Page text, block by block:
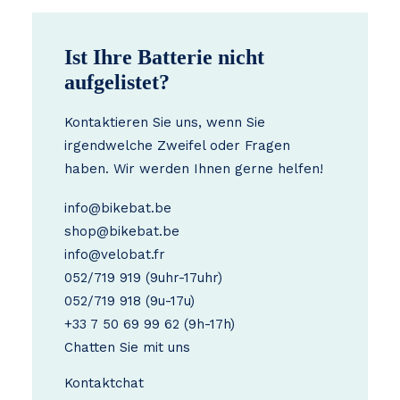
Ist Ihre Batterie nicht
aufgelistet?
Kontaktieren Sie uns, wenn Sie
irgendwelche Zweifel oder Fragen
haben. Wir werden Ihnen gerne helfen!
info@bikebat.be
shop@bikebat.be
info@velobat.fr
052/719 919 (9uhr-17uhr)
052/719 918 (9u-17u)
+33 7 50 69 99 62 (9h-17h)
Chatten Sie mit uns
Kontaktchat